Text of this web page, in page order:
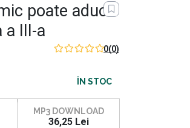
poate aduce
III-a
0(0)
ÎN STOC
MP3 DOWNLOAD
36,25 Lei